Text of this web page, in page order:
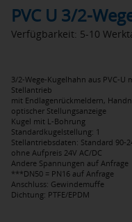
PVC U 3/2-
Verfügbarkeit: 5-10
3/2-Wege-Kugelhahn aus PVC-U
Stellantrieb
mit Endlagenrückmeldern,
optischer Stellungsanzeige
Kugel mit L-Bohrung
Standardkugelstellung: 1
Stellantriebsdaten: Standard 90-
ohne Aufpreis 24V AC/DC
Andere Spannungen auf Anfrage
***DN50 = PN16 auf Anfrage
Anschluss: Gewindemuffe
Dichtung: PTFE/EPDM